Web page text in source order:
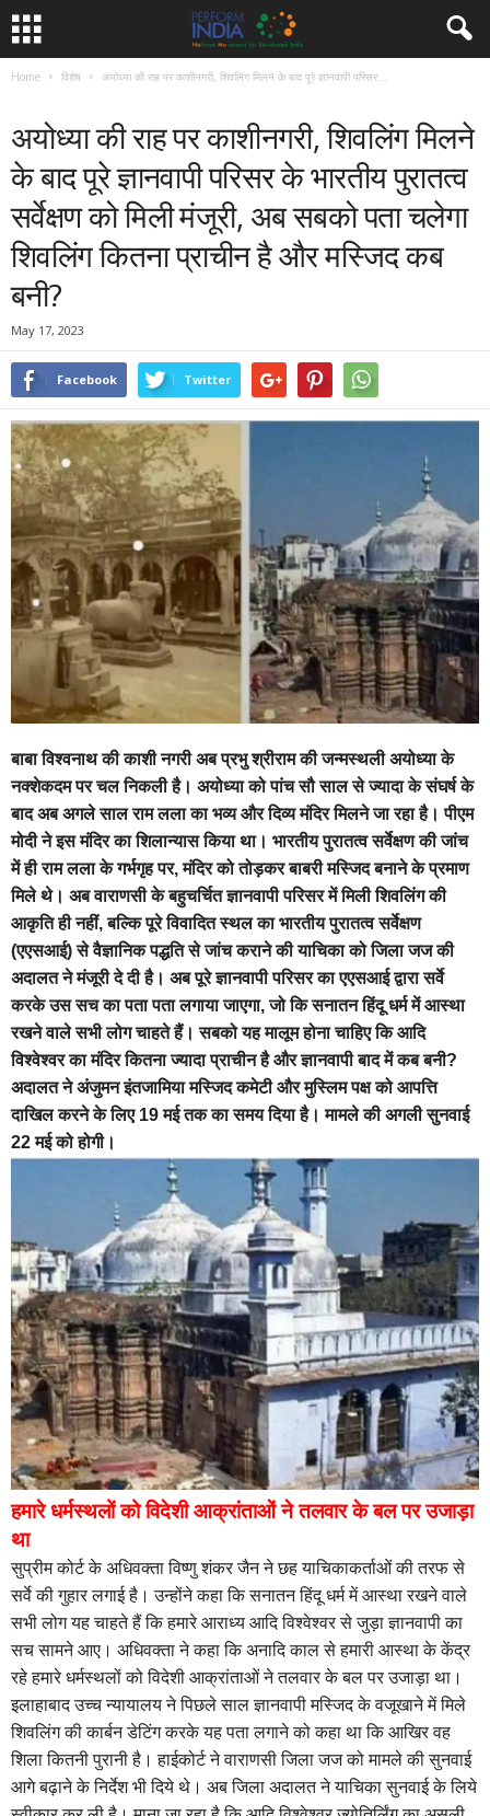
Home विशेष अयोध्या की राह पर काशीनगरी, शिवलिंग मिलने के बाद पूरे ज्ञानवापी परिसर...
अयोध्या की राह पर काशीनगरी, शिवलिंग मिलने
के बाद पूरे ज्ञानवापी परिसर के भारतीय पुरातत्व
सर्वेक्षण को मिली मंजूरी, अब सबको पता चलेगा
शिवलिंग कितना प्राचीन है और मस्जिद कब
बनी?
May 17, 2023
Facebook Twitter
बाबा विश्वनाथ की काशी नगरी अब प्रभु श्रीराम की जन्मस्थली अयोध्या के
नक्शेकदम पर चल निकली है। अयोध्या को पांच सौ साल से ज्यादा के संघर्ष के
बाद अब अगले साल राम लला का भव्य और दिव्य मंदिर मिलने जा रहा है। पीएम
मोदी ने इस मंदिर का शिलान्यास किया था। भारतीय पुरातत्व सर्वेक्षण की जांच
में ही राम लला के गर्भगृह पर, मंदिर को तोड़कर बाबरी मस्जिद बनाने के प्रमाण
मिले थे। अब वाराणसी के बहुचर्चित ज्ञानवापी परिसर में मिली शिवलिंग की
आकृति ही नहीं, बल्कि पूरे विवादित स्थल का भारतीय पुरातत्व सर्वेक्षण
(एएसआई) से वैज्ञानिक पद्धति से जांच कराने की याचिका को जिला जज की
अदालत ने मंजूरी दे दी है। अब पूरे ज्ञानवापी परिसर का एएसआई द्वारा सर्वे
करके उस सच का पता पता लगाया जाएगा, जो कि सनातन हिंदू धर्म में आस्था
रखने वाले सभी लोग चाहते हैं। सबको यह मालूम होना चाहिए कि आदि
विश्वेश्वर का मंदिर कितना ज्यादा प्राचीन है और ज्ञानवापी बाद में कब बनी?
अदालत ने अंजुमन इंतजामिया मस्जिद कमेटी और मुस्लिम पक्ष को आपत्ति
दाखिल करने के लिए 19 मई तक का समय दिया है। मामले की अगली सुनवाई
22 मई को होगी।
हमारे धर्मस्थलों को विदेशी आक्रांताओं ने तलवार के बल पर उजाड़ा
था
सुप्रीम कोर्ट के अधिवक्ता विष्णु शंकर जैन ने छह याचिकाकर्ताओं की तरफ से
सर्वे की गुहार लगाई है। उन्होंने कहा कि सनातन हिंदू धर्म में आस्था रखने वाले
सभी लोग यह चाहते हैं कि हमारे आराध्य आदि विश्वेश्वर से जुड़ा ज्ञानवापी का
सच सामने आए। अधिवक्ता ने कहा कि अनादि काल से हमारी आस्था के केंद्र
रहे हमारे धर्मस्थलों को विदेशी आक्रांताओं ने तलवार के बल पर उजाड़ा था।
इलाहाबाद उच्‍च न्‍यायालय ने पिछले साल ज्ञानवापी मस्जिद के वजूखाने में मिले
शिवलिंग की कार्बन डेटिंग करके यह पता लगाने को कहा था कि आखिर वह
शिला कितनी पुरानी है। हाईकोर्ट ने वाराणसी जिला जज को मामले की सुनवाई
आगे बढ़ाने के निर्देश भी दिये थे। अब जिला अदालत ने याचिका सुनवाई के लिये